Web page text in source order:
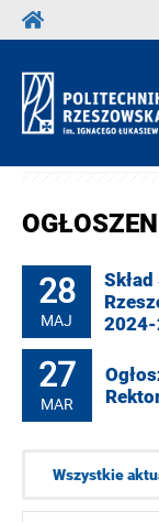
28
MAJ
27
MAR
Wszystkie